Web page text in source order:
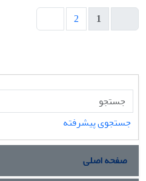
1
2
جستجوی پیشرفته
صفحه اصلی